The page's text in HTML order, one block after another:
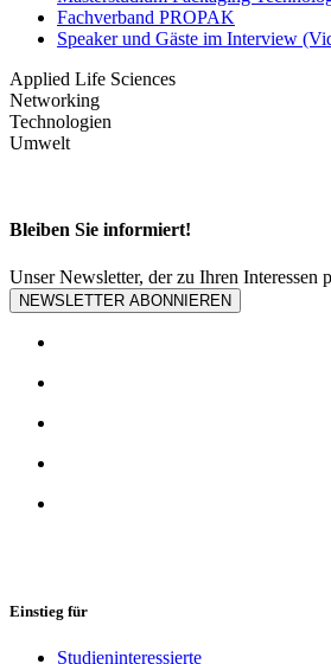
Fachverband PROPAK
Speaker und Gäste im Interview
Applied Life Sciences
Networking
Technologien
Umwelt
Bleiben Sie informiert!
Unser Newsletter, der zu Ihren Interessen
NEWSLETTER ABONNIEREN
Einstieg für
Studieninteressierte